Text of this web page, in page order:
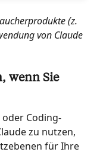
(z.
von Claude
wenn Sie
oder Coding-
zu nutzen,
für Ihre